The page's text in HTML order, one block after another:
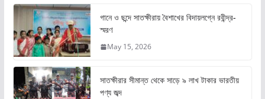
e
b
o
o
o
d
o
n
e
গানে ও ছন্দে সাতক্ষীরায় বৈশাখের বিদায়লগ্নে রবীন্দ্র-
স্মরণ
May 15, 2026
সাতক্ষীরার সীমান্ত থেকে সাড়ে ৯ লাখ টাকার ভারতীয়
পণ্য জব্দ